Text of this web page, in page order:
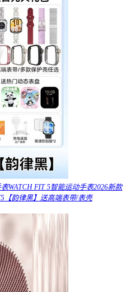
WATCH FIT 5智能运动手表2026新款
【韵律黑】送高端表带/表壳